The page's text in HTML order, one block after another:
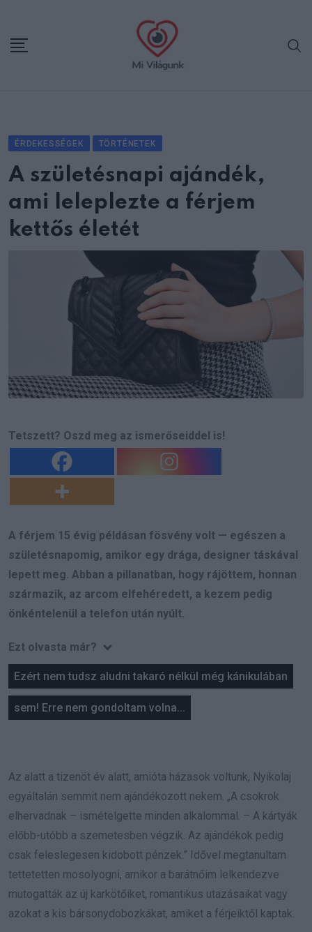
content
ÉRDEKESSÉGEK TÖRTÉNETEK
A születésnapi ajándék,
ami leleplezte a férjem
kettős életét
Tetszett? Oszd meg az ismerőseiddel is!
A férjem 15 évig példásan fösvény volt — egészen a
születésnapomig, amikor egy drága, designer táskával
lepett meg. Abban a pillanatban, hogy rájöttem, honnan
származik, az arcom elfehéredett, a kezem pedig
önkéntelenül a telefon után nyúlt.
Ezt olvasta már?
Ezért nem tudsz aludni takaró nélkül még kánikulában
sem! Erre nem gondoltam volna...
Az alatt a tizenöt év alatt, amióta házasok voltunk, Nyikolaj
egyáltalán semmit nem ajándékozott nekem. „A csokrok
elhervadnak – ismételgette minden alkalommal. – A kártyák
előbb-utóbb a szemetesben végzik. Az ajándékok pedig
csak feleslegesen kidobott pénzek.” Idővel megtanultam
tettetetten mosolyogni, amikor a barátnőim lelkendezve
mutogatták az új karkötőiket, romantikus utazásaikat vagy
azokat a kis bársonydobozkákat, amiket a férjeiktől kaptak.